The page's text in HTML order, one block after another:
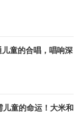
童的合唱，唱响深
童的命运！大米和